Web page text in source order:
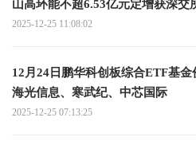
山高环能不超6.53亿元定增获深交
2025-12-25 11:08:02
12月24日鹏华科创板综合ETF基
海光信息、寒武纪、中芯国际
2025-12-25 07:13:25